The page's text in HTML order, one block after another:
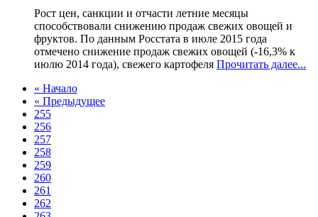
Рост цен, санкции и отчасти летние месяцы
способствовали снижению продаж свежих овощей и
фруктов. По данным Росстата в июле 2015 года
отмечено снижение продаж свежих овощей (-16,3% к
июлю 2014 года), свежего картофеля Прочитать далее...
« Начало
« Предыдущее
255
256
257
258
259
260
261
262